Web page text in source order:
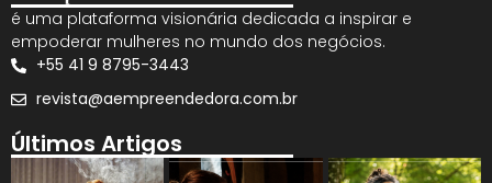
é uma plataforma visionária dedicada a inspirar e
empoderar mulheres no mundo dos negócios.
+55 41 9 8795-3443
revista@aempreendedora.com.br
Últimos Artigos